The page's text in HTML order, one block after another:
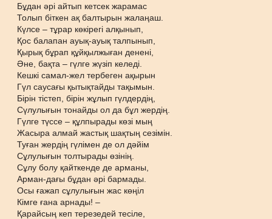
Бұдан әрі айтып кетсек жарамас
Толып біткен ақ балтырын жалаңаш.
Күлсе – тұрар көкірегі алқынып,
Қос балапан ауық-ауық талпынып,
Қырық бұрап құйқылжыған денені,
Әне, бақта – гүлге жүзіп келеді.
Кешкі самал-жел тербеген ақырын
Гүл саусағы қытықтайды тақымын.
Бірін тістеп, бірін жұлып гүлдердің,
Сүлулығын тонайды ол да бұл жердің.
Гүлге түссе – құлпырады көзі мың
Жасыра алмай жастық шақтың сезімін.
Туған жердің гүлімен де ол дәйім
Сұлулығын толтырады өзінің.
Сұлу болу қайткенде де арманы,
Арман-дағы бұдан әрі бармады.
Осы ғажап сұлулығын жас көңіл
Кімге ғана арнады! –
Қарайсың кеп терезедей тесіле,